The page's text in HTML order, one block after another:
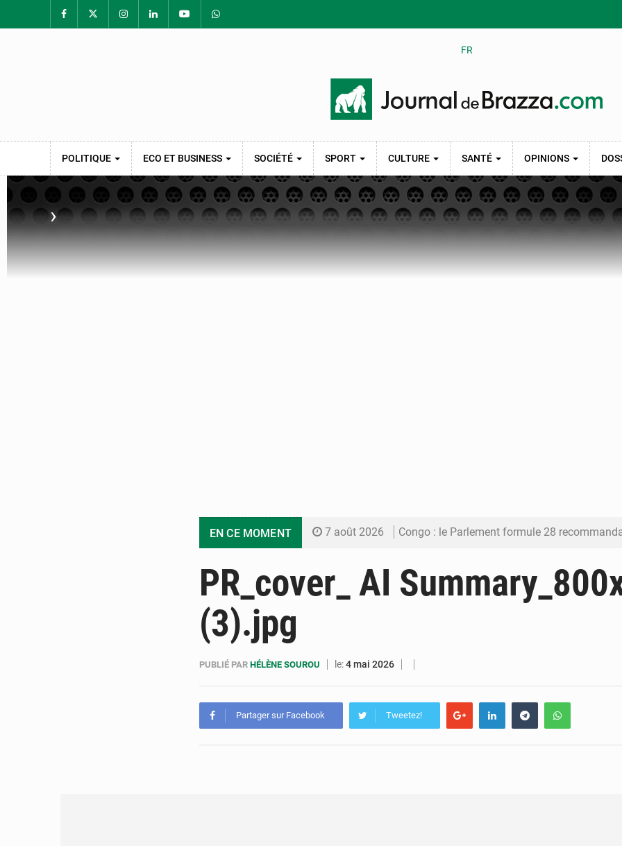
FR
POLITIQUE ECO ET BUSINESS SOCIÉTÉ SPORT CULTURE SANTÉ OPINIONS
›
EN CE MOMENT 7 août 2026 Congo : le Parlement formule 28 recommandations sur le
7 août 2026 Congo : la Grande foire agricole pour renforcer la
PR_cover_ AI
(3).jpg
PUBLIÉ PAR HÉLÈNE SOUROU le:4 mai 2026
Partager sur Facebook Tweetez!